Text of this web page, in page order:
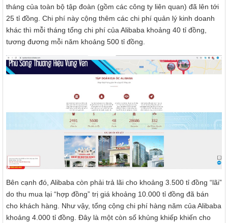
tháng của toàn bộ tập đoàn (gồm các công ty liên quan) đã lên tới
25 tỉ đồng. Chi phí này cộng thêm các chi phí quản lý kinh doanh
khác thì mỗi tháng tổng chi phí của Alibaba khoảng 40 tỉ đồng,
tương đương mỗi năm khoảng 500 tỉ đồng.
Bên cạnh đó, Alibaba còn phải trả lãi cho khoảng 3.500 tỉ đồng “lãi”
do thu mua lại “hợp đồng” trị giá khoảng 10.000 tỉ đồng đã bán
cho khách hàng. Như vậy, tổng cộng chi phí hàng năm của Alibaba
khoảng 4.000 tỉ đồng. Đây là một còn số khủng khiếp khiến cho